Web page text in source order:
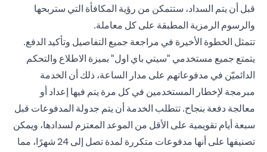
قبل أن يتم السداد، ستتمكن من رؤية المكافأة التي ستربحها
والرسوم الرمزية المطبقة على كل معاملة.
تتمثل الخطوة الأخيرة في مراجعة جميع التفاصيل وتأكيد الدفع.
يتمتع جميع مستخدمي "سيتي باي اول" بميزة الاطلاع والتحكم
الدائميّن في مدفوعاتهم على مدار الساعة، ذلك أن الخدمة
مبرمجة لإخطار المستخدمين في كل مرة يتم فيها إعداد أو
معالجة دفعة بنجاح. تتطلب الخدمة أن يتم جدولة المدفوعات قبل
سبعة أيام تقويمية على الأقل من الموعد المعتزم لسدادها، ويمكن
تصنيفها على أنها مدفوعات متكررة لمدة تصل إلى 24 شهرًا، مما